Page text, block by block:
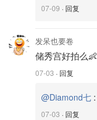
07-09 · 回复
发呆也要卷
储秀宫好拍么👶
07-03 · 回复
@Diamond七 :
07-03 · 回复